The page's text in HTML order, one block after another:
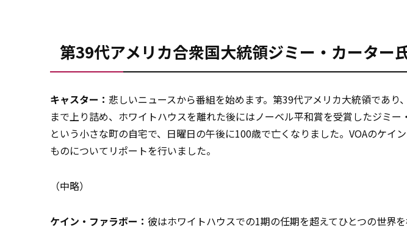
第39代アメリカ合衆国大統領ジミー・カーター
キャスター： 悲しいニュースから番組を始めます。第39代アメリカ大統領であ
まで上り詰め、ホワイトハウスを離れた後にはノーベル平和賞を受賞したジミ
という小さな町の自宅で、日曜日の午後に100歳で亡くなりました。VOAのケイ
ものについてリポートを行いました。
（中略）
ケイン・ファラボー： 彼はホワイトハウスでの1期の任期を超えてひとつの世界